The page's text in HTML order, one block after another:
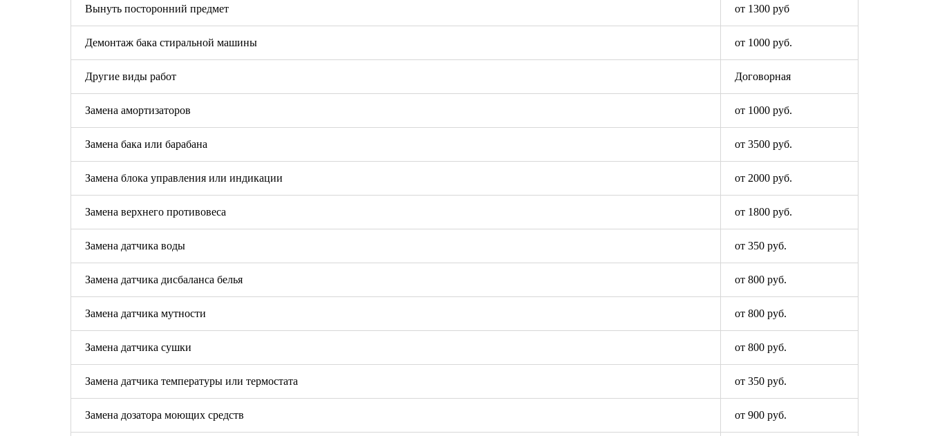
Вынуть посторонний предмет от 1300 руб
Демонтаж бака стиральной машины от 1000 руб.
Другие виды работ Договорная
Замена амортизаторов от 1000 руб.
Замена бака или барабана от 3500 руб.
Замена блока управления или индикации от 2000 руб.
Замена верхнего противовеса от 1800 руб.
Замена датчика воды от 350 руб.
Замена датчика дисбаланса белья от 800 руб.
Замена датчика мутности от 800 руб.
Замена датчика сушки от 800 руб.
Замена датчика температуры или термостата от 350 руб.
Замена дозатора моющих средств от 900 руб.